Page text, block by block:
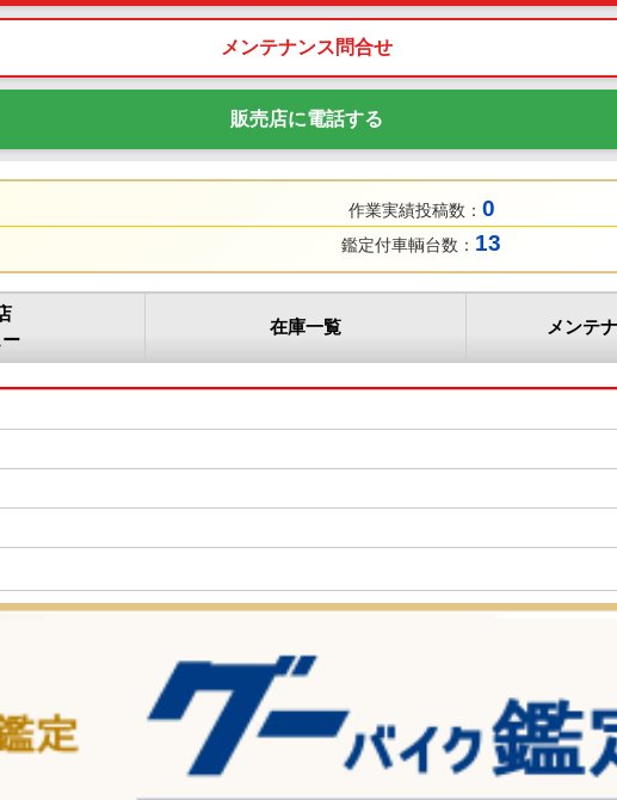
メンテナンス問合せ
販売店に電話する
作業実績投稿数： 0
鑑定付車輌台数： 13
在庫一覧 メンテ